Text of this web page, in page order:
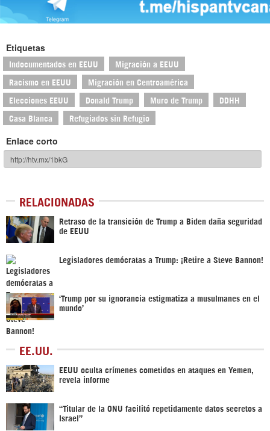
Etiquetas
Indocumentados en EEUU Migración a EEUU
Racismo en EEUU Migración en Centroamérica
Elecciones EEUU Donald Trump Muro de Trump DDHH
Casa Blanca Refugiados sin Refugio
Enlace corto
RELACIONADAS
Retraso de la transición de Trump a Biden daña seguridad
de EEUU
Legisladores demócratas a Trump: ¡Retire a Steve Bannon!
‘Trump por su ignorancia estigmatiza a musulmanes en el
mundo’
EE.UU.
EEUU oculta crímenes cometidos en ataques en Yemen,
revela informe
“Titular de la ONU facilitó repetidamente datos secretos a
Israel”